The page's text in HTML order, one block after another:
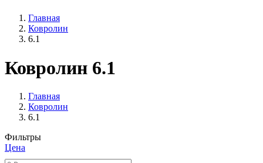
Главная
Ковролин
6.1
Ковролин 6.1
Главная
Ковролин
6.1
Фильтры
Цена